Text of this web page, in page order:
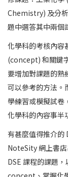
Chemistry) 及分
題中選答其中兩個
化學科的考核內
(concept) 和關鍵
要增加對課題的
可以參考的方法。
學練習或模擬試卷
化學科的內容事半
有甚麼值得推介的
NoteSity 網上書
DSE 課程的課題